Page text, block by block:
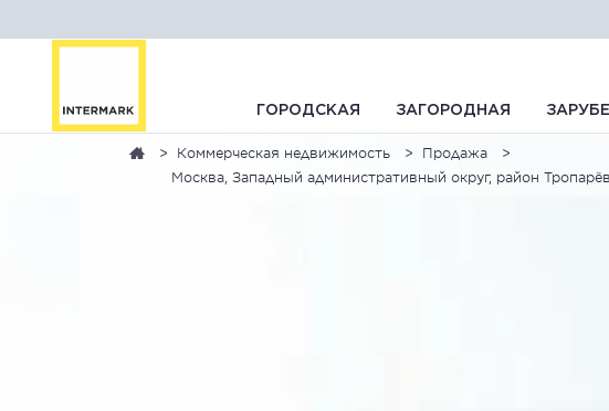
ГОРОДСКАЯ ЗАГОРОДНАЯ
Коммерческая недвижимость
Продажа
Москва, Западный административный округ, район